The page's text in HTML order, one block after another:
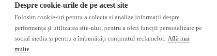
Alte subiecte
Monitor media
Multimedia
Despre cookie-urile de pe acest site
Folosim cookie-uri pentru a colecta si analiza informații despre
performanța și utilizarea site-ului, pentru a oferi funcții personalizate pe
social media și pentru a îmbunătăți conținutul reclamelor. Află mai
multe